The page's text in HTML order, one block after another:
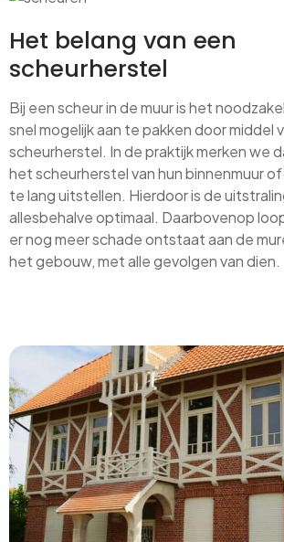
Het belang van een
scheurherstel
Bij een scheur in de muur is het
snel mogelijk aan te pakken door middel
scheurherstel. In de praktijk merken we
het scheurherstel van hun binnenmuur
te lang uitstellen. Hierdoor is de
allesbehalve optimaal. Daarbovenop
er nog meer schade ontstaat aan de
het gebouw, met alle gevolgen van dien.